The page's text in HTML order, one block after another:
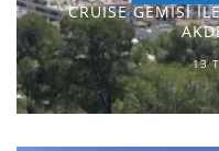
CRUISE GEMİSİ
13